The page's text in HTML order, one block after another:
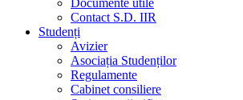
Documente utile
Contact S.D. IIR
Studenți
Avizier
Asociația Studenților
Regulamente
Cabinet consiliere